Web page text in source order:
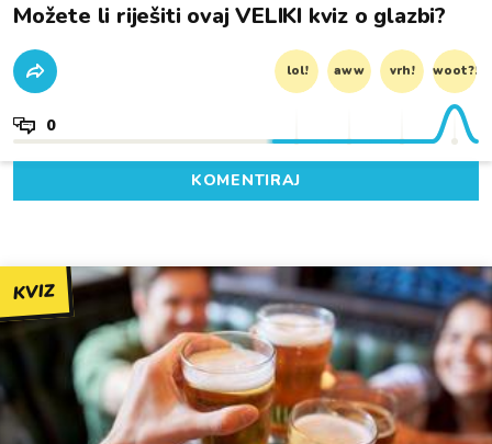
Možete li riješiti ovaj VELIKI kviz o glazbi?
lol! aww vrh! woot?!
0
KOMENTIRAJ
KVIZ